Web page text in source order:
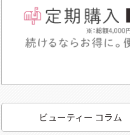
ビューティー コラム